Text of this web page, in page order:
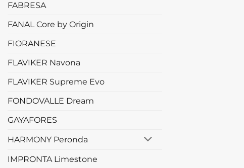
FABRESA
FANAL Core by Origin
FIORANESE
FLAVIKER Navona
FLAVIKER Supreme Evo
FONDOVALLE Dream
GAYAFORES
HARMONY Peronda
IMPRONTA Limestone